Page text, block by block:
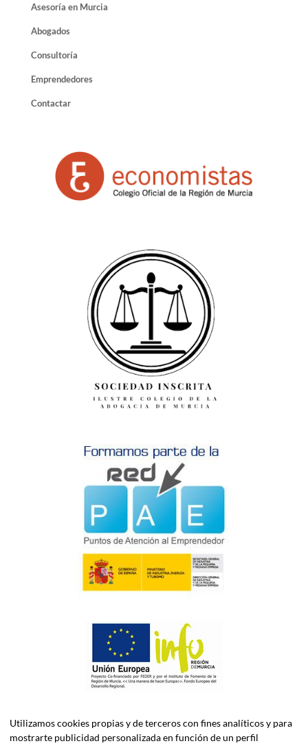
Asesoría en Murcia
Abogados
Consultoría
Emprendedores
Contactar
Utilizamos cookies propias y de terceros con fines analíticos y para
mostrarte publicidad personalizada en función de un perfil